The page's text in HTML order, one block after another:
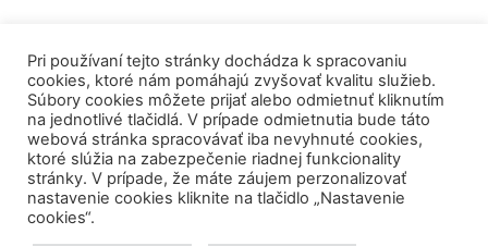
Mediálni partneri
Pri používaní tejto stránky dochádza k spracovaniu
cookies, ktoré nám pomáhajú zvyšovať kvalitu služieb.
Súbory cookies môžete prijať alebo odmietnuť kliknutím
na jednotlivé tlačidlá. V prípade odmietnutia bude táto
webová stránka spracovávať iba nevyhnuté cookies,
ktoré slúžia na zabezpečenie riadnej funkcionality
stránky. V prípade, že máte záujem perzonalizovať
nastavenie cookies kliknite na tlačidlo „Nastavenie
cookies“.